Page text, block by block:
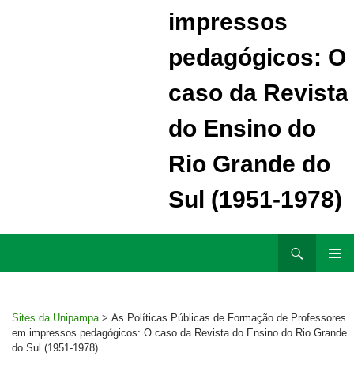
impressos
pedagógicos: O
caso da Revista
do Ensino do
Rio Grande do
Sul (1951-1978)
Sites da Unipampa > As Políticas Públicas de Formação de Professores
em impressos pedagógicos: O caso da Revista do Ensino do Rio Grande
do Sul (1951-1978)